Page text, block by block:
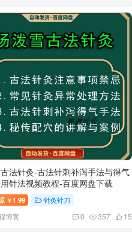
法针灸-古法针刺补泻手法与得气
针法视频教程-百度网盘下载
￥ 1.99 针灸针刀
博客 0 357 15